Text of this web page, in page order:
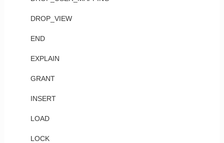
DROP_VIEW
END
EXPLAIN
GRANT
INSERT
LOAD
LOCK